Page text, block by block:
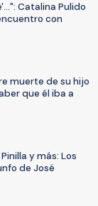
Catalina Pulido
con
muerte de su hijo
que él iba a
y más: Los
de José